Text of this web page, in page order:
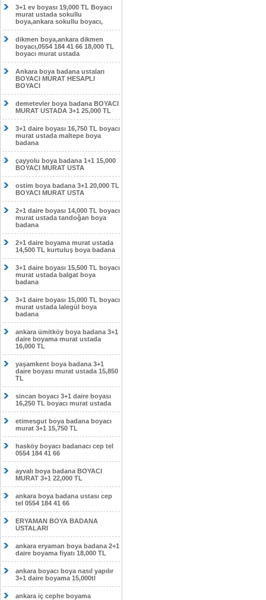
3+1 ev boyası 19,000 TL Boyacı
murat ustada sokullu
boya,ankara sokullu boyacı,
dikmen boya,ankara dikmen
boyacı,0554 184 41 66 18,000 TL
boyacı murat ustada
Ankara boya badana ustaları
BOYACI MURAT HESAPLI
BOYACI
demetevler boya badana BOYACI
MURAT USTADA 3+1 25,000 TL
3+1 daire boyası 16,750 TL boyacı
murat ustada maltepe boya
badana
çayyolu boya badana 1+1 15,000
BOYACI MURAT USTA
ostim boya badana 3+1 20,000 TL
BOYACI MURAT USTA
2+1 daire boyası 14,000 TL boyacı
murat ustada tandoğan boya
badana
2+1 daire boyama murat ustada
14,500 TL kurtuluş boya badana
3+1 daire boyası 15,500 TL boyacı
murat ustada balgat boya
badana
3+1 daire boyası 15,000 TL boyacı
murat ustada lalegül boya
badana
ankara ümitköy boya badana 3+1
daire boyama murat ustada
16,000 TL
yaşamkent boya badana 3+1
daire boyası murat ustada 15,850
TL
sincan boyacı 3+1 daire boyası
16,250 TL boyacı murat ustada
etimesgut boya badana boyacı
murat 3+1 15,750 TL
hasköy boyacı badanacı cep tel
0554 184 41 66
ayvalı boya badana BOYACI
MURAT 3+1 22,000 TL
ankara boya badana ustası cep
tel 0554 184 41 66
ERYAMAN BOYA BADANA
USTALARI
ankara eryaman boya badana 2+1
daire boyama fiyatı 18,000 TL
ankara boyacı boya nasıl yapılır
3+1 daire boyama 15,000tl
ankara iç cephe boyama